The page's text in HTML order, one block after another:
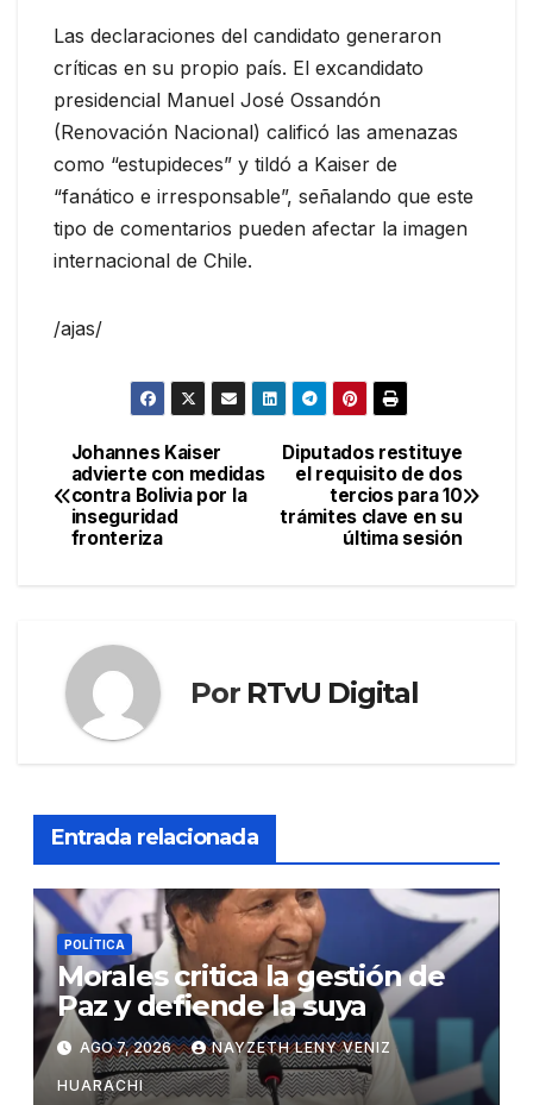
Las declaraciones del candidato generaron
críticas en su propio país. El excandidato
presidencial Manuel José Ossandón
(Renovación Nacional) calificó las amenazas
como “estupideces” y tildó a Kaiser de
“fanático e irresponsable”, señalando que este
tipo de comentarios pueden afectar la imagen
internacional de Chile.
/ajas/
Navegación
de
Diputados restituye
el requisito de dos
tercios para 10
trámites clave en su
última sesión
Johannes Kaiser
advierte con medidas
contra Bolivia por la
inseguridad
fronteriza
Por RTvU Digital
Entrada relacionada
POLÍTICA
Morales critica la gestión de
Paz y defiende la suya
AGO 7, 2026 NAYZETH LENY VENIZ
HUARACHI